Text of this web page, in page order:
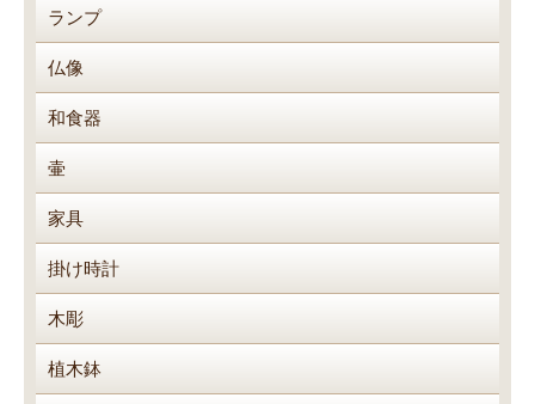
ランプ
仏像
和食器
壷
家具
掛け時計
木彫
植木鉢